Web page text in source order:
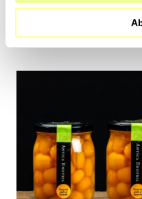
CHF1.76 pro 100g